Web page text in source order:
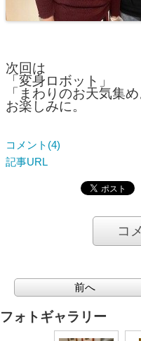
次回は
「変身ロボット」
「まわりのお天気集
お楽しみに。
コメント(4)
記事URL
コ
前へ
フォトギャラリー